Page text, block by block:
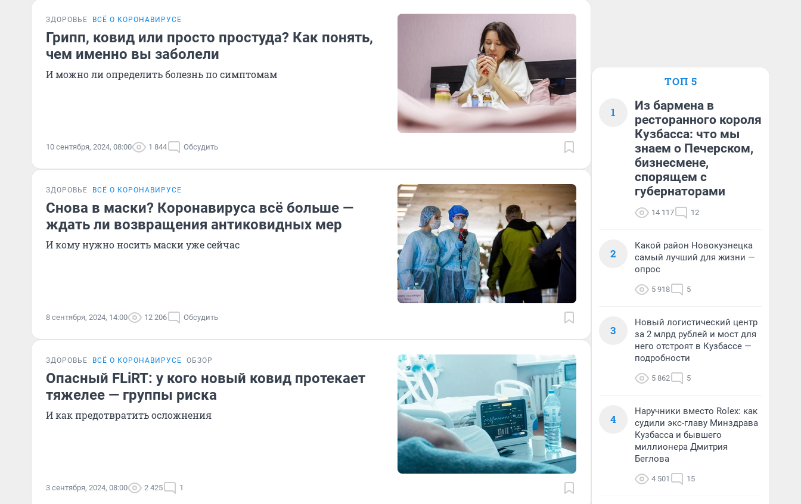
ЗДОРОВЬЕ ВСЁ О КОРОНАВИРУСЕ
Грипп, ковид или просто простуда? Как понять,
чем именно вы заболели
И можно ли определить болезнь по симптомам
10 сентября, 2024, 08:00 1 844 Обсудить
ЗДОРОВЬЕ ВСЁ О КОРОНАВИРУСЕ
Снова в маски? Коронавируса всё больше —
ждать ли возвращения антиковидных мер
И кому нужно носить маски уже сейчас
8 сентября, 2024, 14:00 12 206 Обсудить
ЗДОРОВЬЕ ВСЁ О КОРОНАВИРУСЕ ОБЗОР
Опасный FLiRT: у кого новый ковид протекает
тяжелее — группы риска
И как предотвратить осложнения
3 сентября, 2024, 08:00 2 425 1
ТОП 5
1
Из бармена в
ресторанного короля
Кузбасса: что мы
знаем о Печерском,
бизнесмене,
спорящем с
губернаторами
14 117 12
2
Какой район Новокузнецка
самый лучший для жизни —
опрос
5 918 5
3
Новый логистический центр
за 2 млрд рублей и мост для
него отстроят в Кузбассе —
подробности
5 862 5
4
Наручники вместо Rolex: как
судили экс-главу Минздрава
Кузбасса и бывшего
миллионера Дмитрия
Беглова
4 501 15